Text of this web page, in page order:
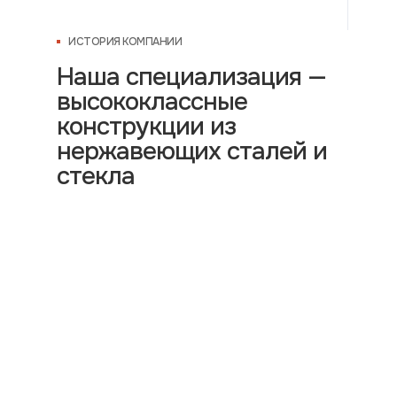
Наша специализация —
высококлассные
конструкции из
нержавеющих сталей и
стекла
ИСТОРИЯ КОМПАНИИ